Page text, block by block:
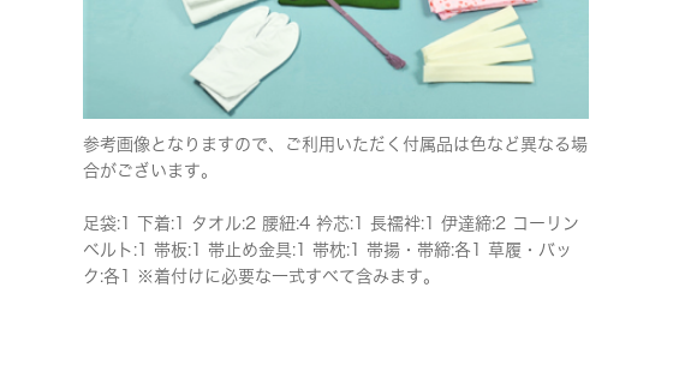
参考画像となりますので、ご利用いただく付属品は色など異なる場
合がございます。
足袋:1 下着:1 タオル:2 腰紐:4 衿芯:1 長襦袢:1 伊達締:2 コーリン
ベルト:1 帯板:1 帯止め金具:1 帯枕:1 帯揚・帯締:各1 草履・バッ
ク:各1 ※着付けに必要な一式すべて含みます。